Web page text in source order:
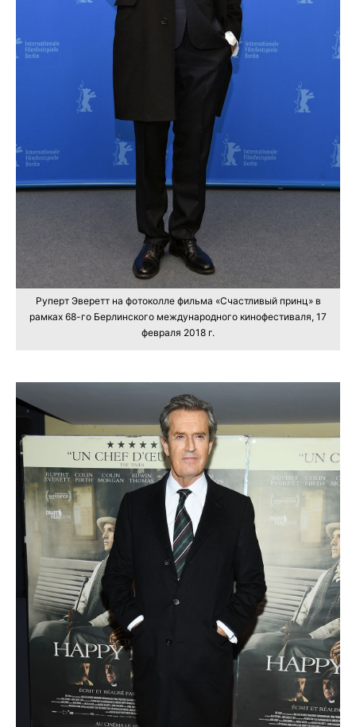
Руперт Эверетт на фотоколле фильма «Счастливый принц» в
рамках 68-го Берлинского международного кинофестиваля, 17
февраля 2018 г.